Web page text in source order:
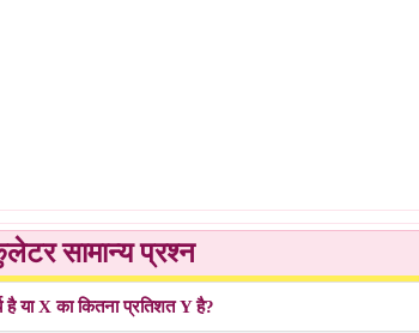
सामान्य प्रश्न
है या X का कितना प्रतिशत Y है?